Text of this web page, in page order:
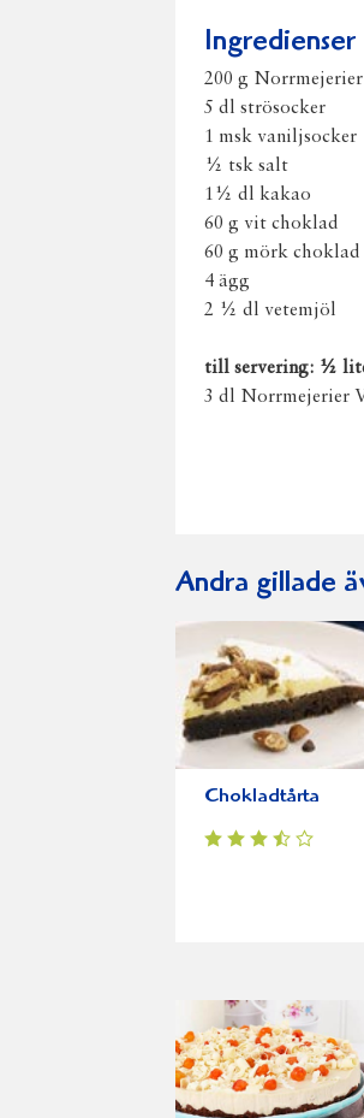
Ingredienser
200 g
5 dl strösocker
1 msk vaniljsocker
½ tsk salt
1½ dl kakao
60 g vit choklad
60 g mörk choklad
4 ägg
2 ½ dl vetemjöl
till servering: ½
3 dl Norrmejerier
Andra gillade
Chokladtårta